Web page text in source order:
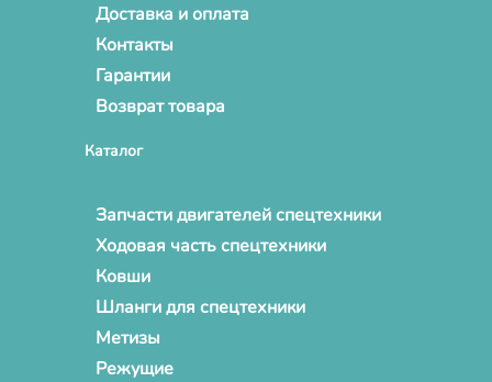
Доставка и оплата
Контакты
Гарантии
Возврат товара
Каталог
Запчасти двигателей спецтехники
Ходовая часть спецтехники
Ковши
Шланги для спецтехники
Метизы
Режущие